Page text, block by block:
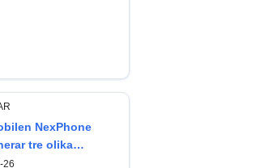
NexPhone
tre olika
26